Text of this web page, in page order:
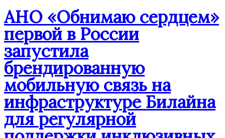
АНО «Обнимаю сердцем»
первой в России
запустила
брендированную
мобильную связь на
инфраструктуре Билайна
для регулярной